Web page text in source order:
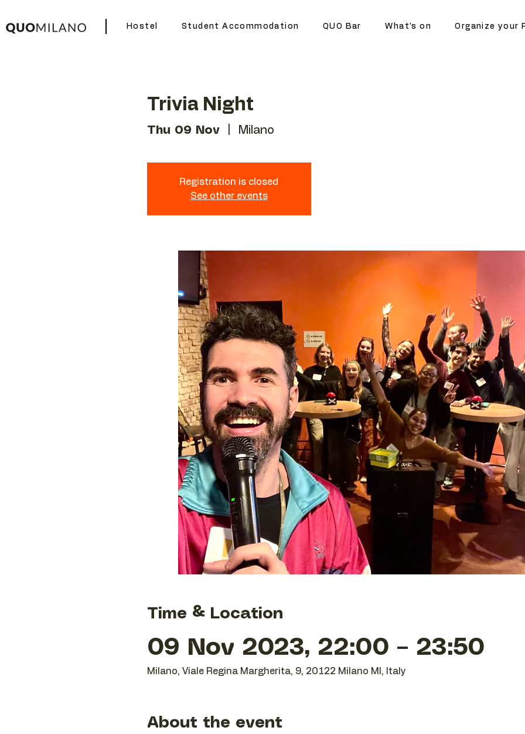
Hostel Student Accommodation QUO Bar What's on Organize your
Trivia Night
Thu 09 Nov Milano
Registration is closed
See other events
Time & Location
09 Nov 2023, 22:00 – 23:50
Milano, Viale Regina Margherita, 9, 20122 Milano MI, Italy
About the event